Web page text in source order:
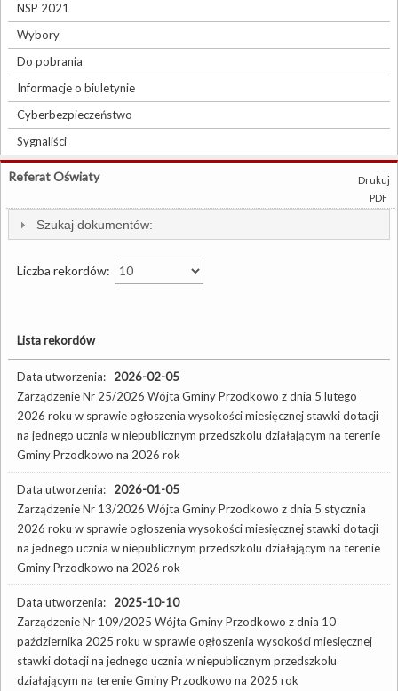
NSP 2021
Wybory
Do pobrania
Informacje o biuletynie
Cyberbezpieczeństwo
Sygnaliści
Drukuj
PDF
Referat Oświaty
Szukaj dokumentów:
Liczba rekordów:
Lista rekordów
Data utworzenia: 2026-02-05
Zarządzenie Nr 25/2026 Wójta Gminy Przodkowo z dnia 5 lutego
2026 roku w sprawie ogłoszenia wysokości miesięcznej stawki dotacji
na jednego ucznia w niepublicznym przedszkolu działającym na terenie
Gminy Przodkowo na 2026 rok
Data utworzenia: 2026-01-05
Zarządzenie Nr 13/2026 Wójta Gminy Przodkowo z dnia 5 stycznia
2026 roku w sprawie ogłoszenia wysokości miesięcznej stawki dotacji
na jednego ucznia w niepublicznym przedszkolu działającym na terenie
Gminy Przodkowo na 2026 rok
Data utworzenia: 2025-10-10
Zarządzenie Nr 109/2025 Wójta Gminy Przodkowo z dnia 10
października 2025 roku w sprawie ogłoszenia wysokości miesięcznej
stawki dotacji na jednego ucznia w niepublicznym przedszkolu
działającym na terenie Gminy Przodkowo na 2025 rok